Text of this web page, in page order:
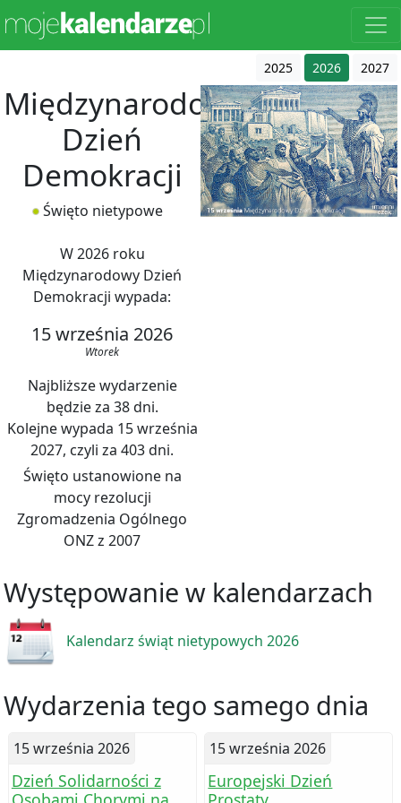
2025 2026 2027
Międzynarodowy
Dzień
Demokracji
Święto nietypowe
W 2026 roku
Międzynarodowy Dzień
Demokracji wypada:
15 września 2026
Wtorek
Najbliższe wydarzenie
będzie za 38 dni.
Kolejne wypada 15 września
2027, czyli za 403 dni.
Święto ustanowione na
mocy rezolucji
Zgromadzenia Ogólnego
ONZ z 2007
Występowanie w kalendarzach
Kalendarz świąt nietypowych 2026
Wydarzenia tego samego dnia
15 września 2026
Dzień Solidarności z
15 września 2026
Europejski Dzień